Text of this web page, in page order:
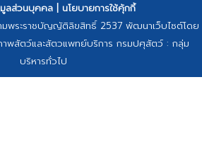
ลส่วนบุคคล| นโยบายการใช้คุ้กกี้
พระราชบัญญัติลิขสิทธิ์ 2537 พัฒนาเว็บไซต์โดย
พสัตว์และสัตวแพทย์บริการ กรมปศุสัตว์ : กลุ่ม
บริหารทั่วไป